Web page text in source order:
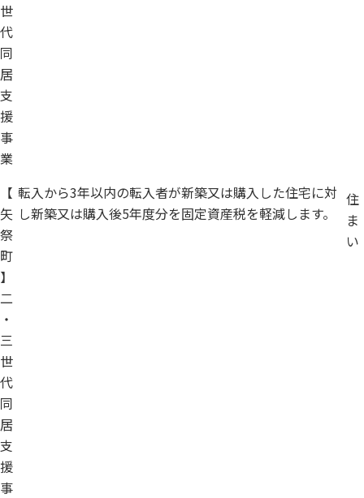
世
代
同
居
支
援
事
業
【
矢
祭
町
】
二
・
三
世
代
同
居
支
援
事
転入から3年以内の転入者が新築又は購入した住宅に対
し新築又は購入後5年度分を固定資産税を軽減します。
住
ま
い